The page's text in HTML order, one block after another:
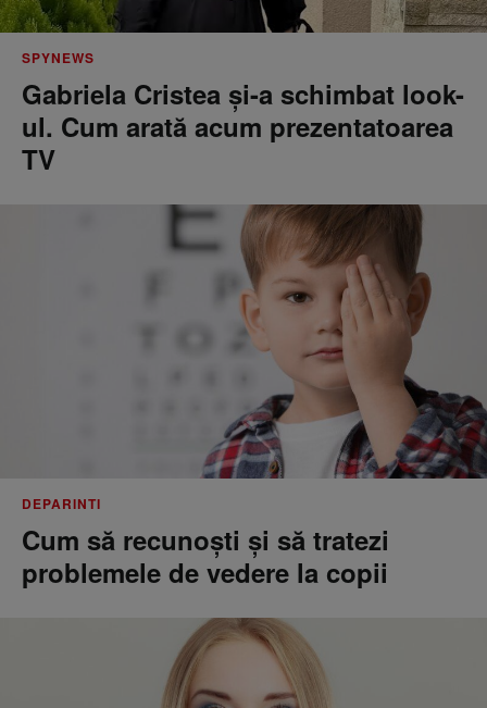
SPYNEWS
Gabriela Cristea și-a schimbat look-
ul. Cum arată acum prezentatoarea
TV
DEPARINTI
Cum să recunoști și să tratezi
problemele de vedere la copii